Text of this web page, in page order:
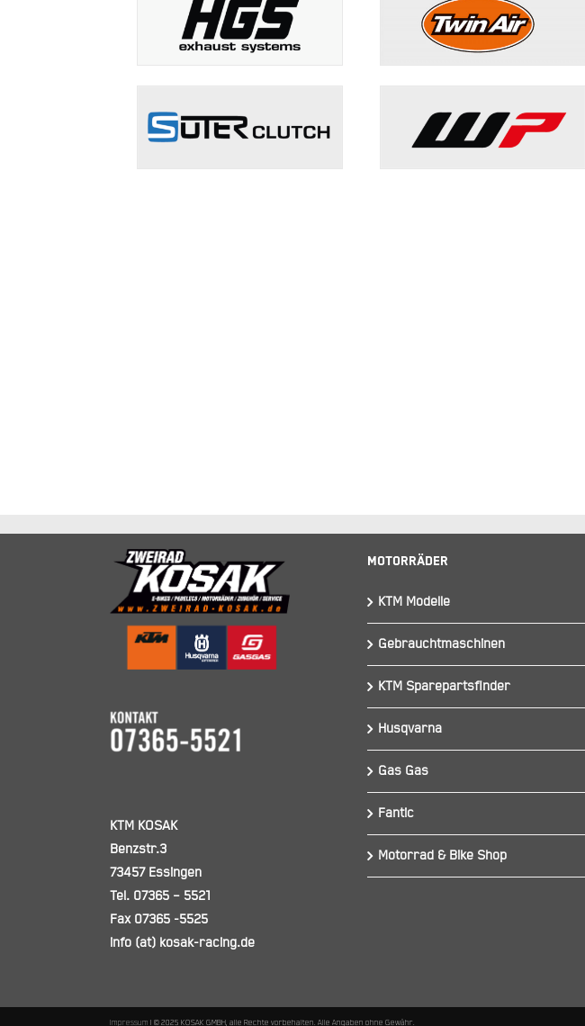
KTM KOSAK
Benzstr.3
73457 Essingen
Tel. 07365 – 5521
Fax 07365 -5525
info (at) kosak-racing.de
Motorräder
KTM Modelle
Gebrauchtmaschinen
KTM Sparepartsfinder
Husqvarna
Gas Gas
Fantic
Motorrad & Bike Shop
Impressum I © 2025 KOSAK GMBH, alle Rechte vorbehalten. Alle Angaben ohne Gewähr.